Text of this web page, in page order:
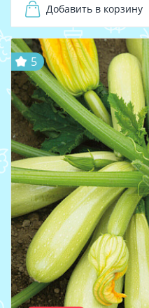
Добавить в корзину
5